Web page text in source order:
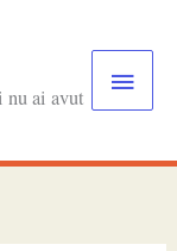
nu ai avut
Main